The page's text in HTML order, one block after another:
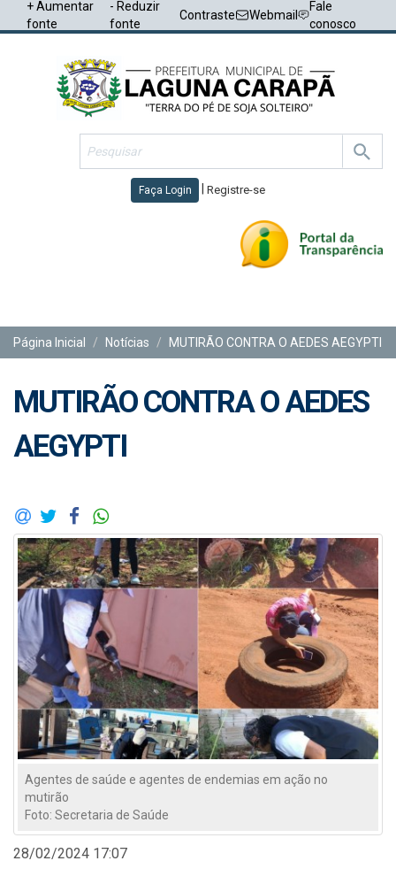
+ Aumentar
fonte
- Reduzir
fonte
Contraste Webmail
Fale
conosco
Faça Login Registre-se
Página Inicial
Notícias MUTIRÃO CONTRA O AEDES AEGYPTI
MUTIRÃO CONTRA O AEDES
AEGYPTI
Agentes de saúde e agentes de endemias em ação no
mutirão
Foto: Secretaria de Saúde
28/02/2024 17:07